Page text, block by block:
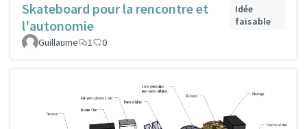
Skateboard pour la rencontre et
l'autonomie
Idée
faisable
Guillaume
1 0